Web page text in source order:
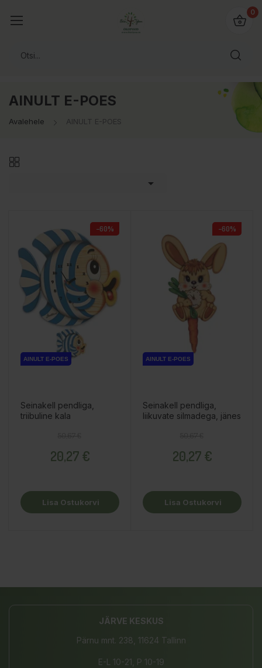
0
AINULT E-POES
Avalehele AINULT E-POES

AINULT E-POES
−60%
Seinakell pendliga,
triibuline kala
20,27 €
Lisa Ostukorvi
AINULT E-POES
−60%
Seinakell pendliga,
liikuvate silmadega, jänes
20,27 €
Lisa Ostukorvi
JÄRVE KESKUS
Pärnu mnt. 238, 11624 Tallinn
E-L 10-21, P 10-19